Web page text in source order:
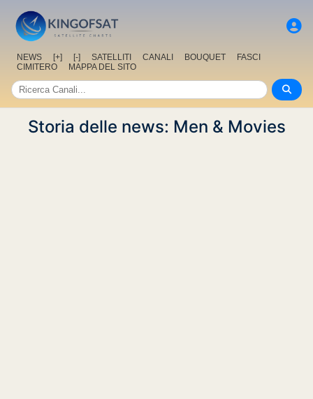
NEWS [+] [-] SATELLITI CANALI BOUQUET
FASCI
CIMITERO
MAPPA DEL SITO
Storia delle news: Men & Movies